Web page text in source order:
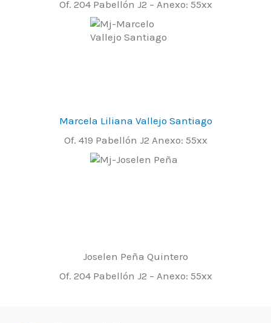
Of. 204 Pabellón J2 – Anexo: 55xx
Marcela Liliana Vallejo Santiago
Of. 419 Pabellón J2 Anexo: 55xx
Joselen Peña Quintero
Of. 204 Pabellón J2 – Anexo: 55xx